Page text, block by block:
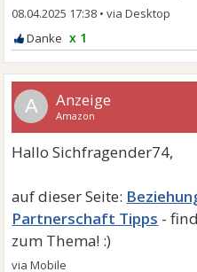
08.04.2025 17:38 •
x 1
A
Partnerschaft Tipps